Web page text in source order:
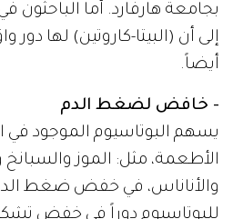
بجامعة هارفارد. أما الباحثون
إلى أن (البيتا-كاروتين) لها
أيضاً.
- خافض لضغط الدم
يسهم البوتاسيوم الموجود في
الأطعمة، مثل: الموز والسبانخ
والأناناس، في خفض ضغط
للبوتاسيوم دوراً في خفض